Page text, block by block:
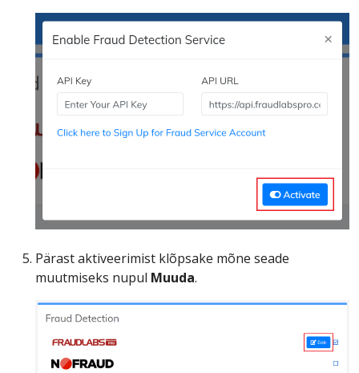
Pärast aktiveerimist klõpsake mõne seade
muutmiseks nupul Muuda.